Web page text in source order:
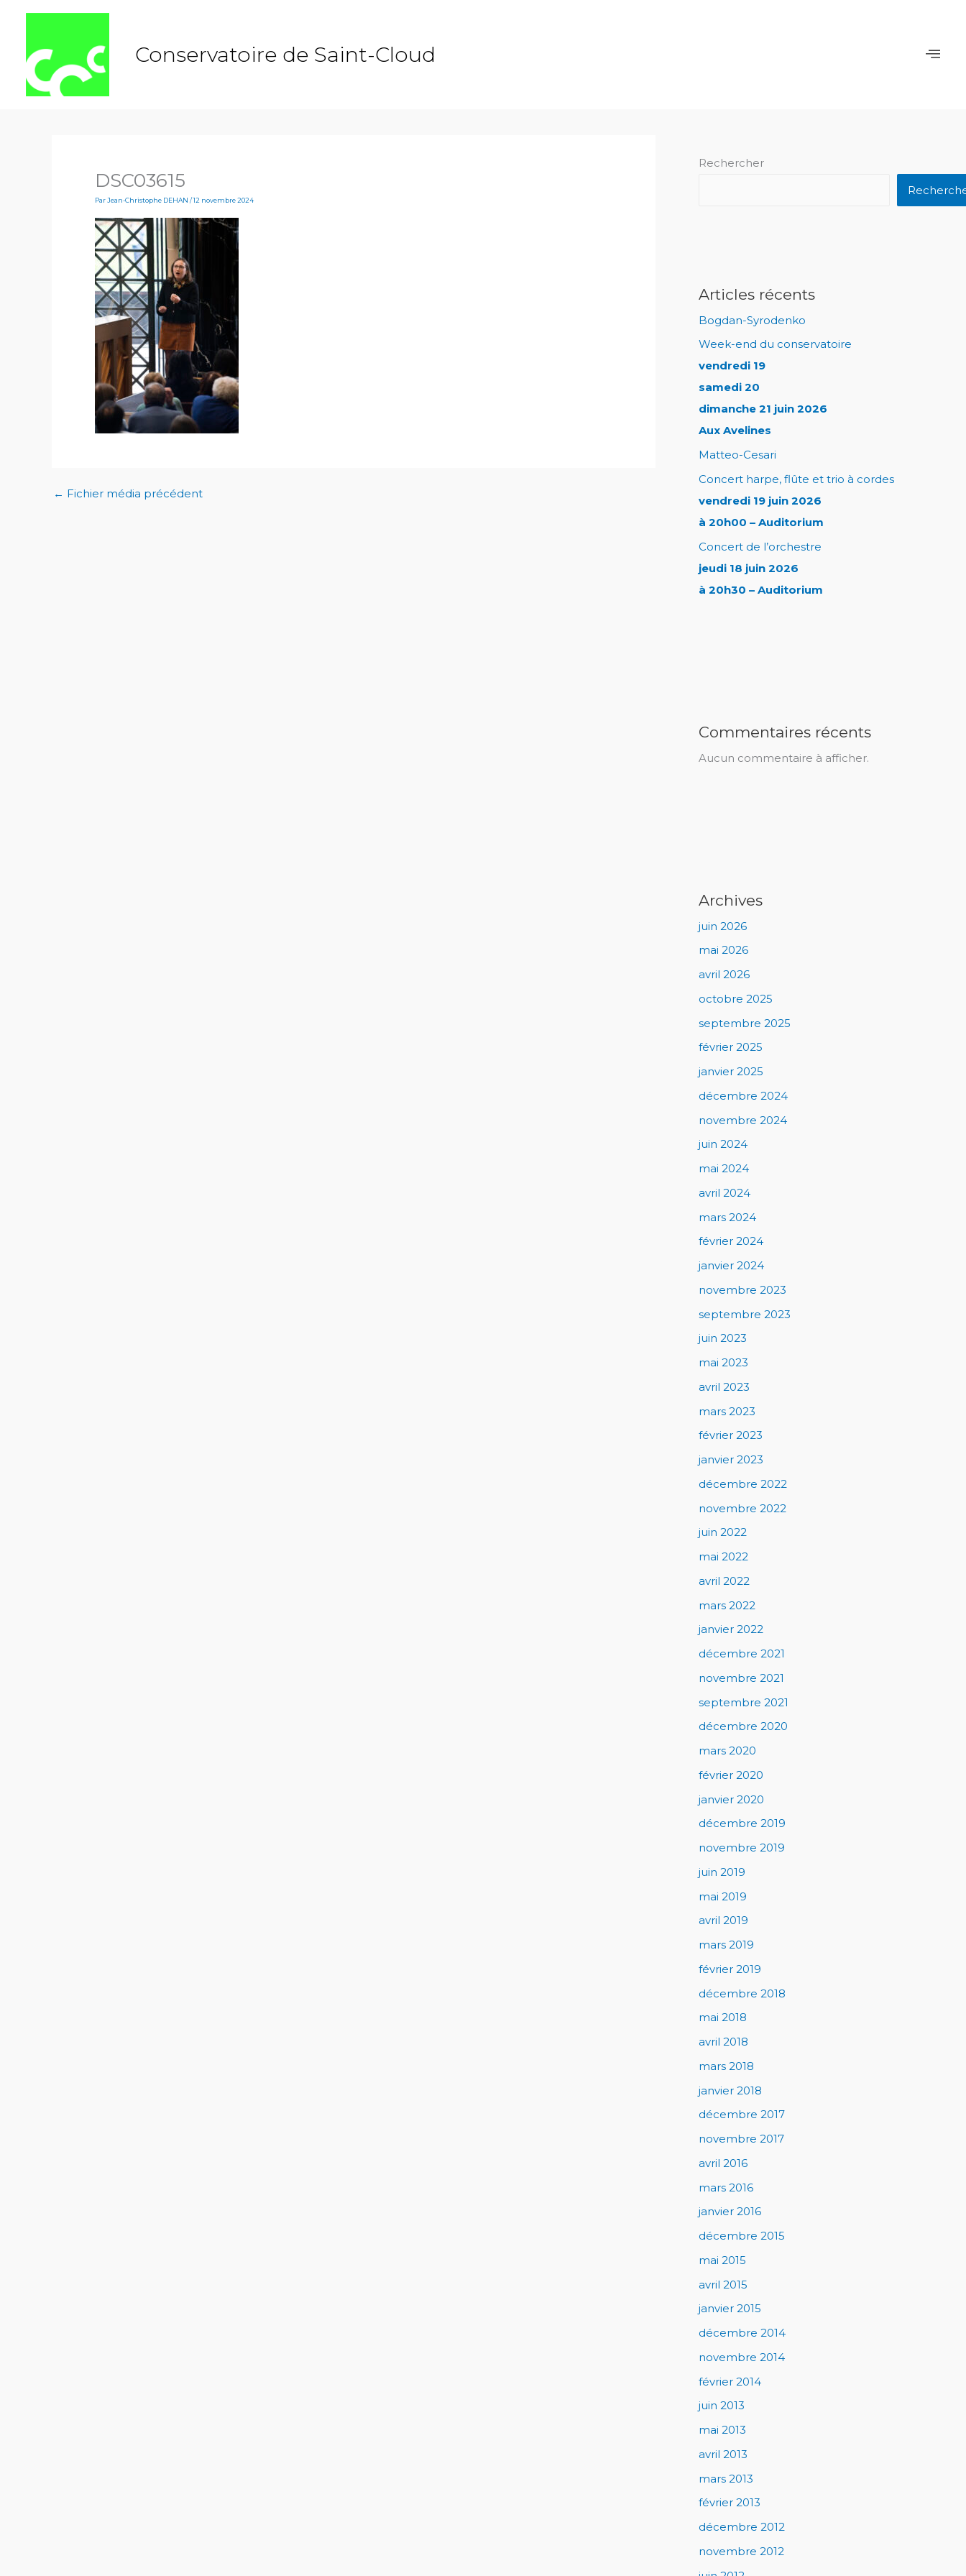
Conservatoire de Saint-Cloud
DSC03615
ParJean-Christophe DEHAN/12 novembre 2024
← Fichier média précédent
Rechercher
Articles récents
Bogdan-Syrodenko
Week-end du conservatoire
vendredi 19
samedi 20
dimanche 21 juin 2026
Aux Avelines
Matteo-Cesari
Concert harpe, flûte et trio à cordes
vendredi 19 juin 2026
à 20h00 – Auditorium
Concert de l’orchestre
jeudi 18 juin 2026
à 20h30 – Auditorium
Commentaires récents
Aucun commentaire à afficher.
Archives
juin 2026
mai 2026
avril 2026
octobre 2025
septembre 2025
février 2025
janvier 2025
décembre 2024
novembre 2024
juin 2024
mai 2024
avril 2024
mars 2024
février 2024
janvier 2024
novembre 2023
septembre 2023
juin 2023
mai 2023
avril 2023
mars 2023
février 2023
janvier 2023
décembre 2022
novembre 2022
juin 2022
mai 2022
avril 2022
mars 2022
janvier 2022
décembre 2021
novembre 2021
septembre 2021
décembre 2020
mars 2020
février 2020
janvier 2020
décembre 2019
novembre 2019
juin 2019
mai 2019
avril 2019
mars 2019
février 2019
décembre 2018
mai 2018
avril 2018
mars 2018
janvier 2018
décembre 2017
novembre 2017
avril 2016
mars 2016
janvier 2016
décembre 2015
mai 2015
avril 2015
janvier 2015
décembre 2014
novembre 2014
février 2014
juin 2013
mai 2013
avril 2013
mars 2013
février 2013
décembre 2012
novembre 2012